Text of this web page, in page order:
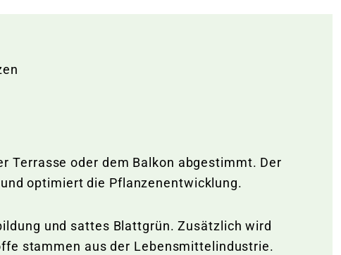
Terrasse oder dem Balkon abgestimmt. Der
optimiert die Pflanzenentwicklung.
und sattes Blattgrün. Zusätzlich wird
stammen aus der Lebensmittelindustrie.